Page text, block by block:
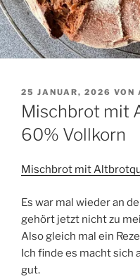
VERÖFFENTLICHT
AM
25 JANUAR, 2026 VON
Mischbrot mit
60% Vollkorn
Mischbrot mit
Es war mal wieder an
gehört jetzt nicht zu
Also gleich mal ein
Ich finde es macht sich
gut.